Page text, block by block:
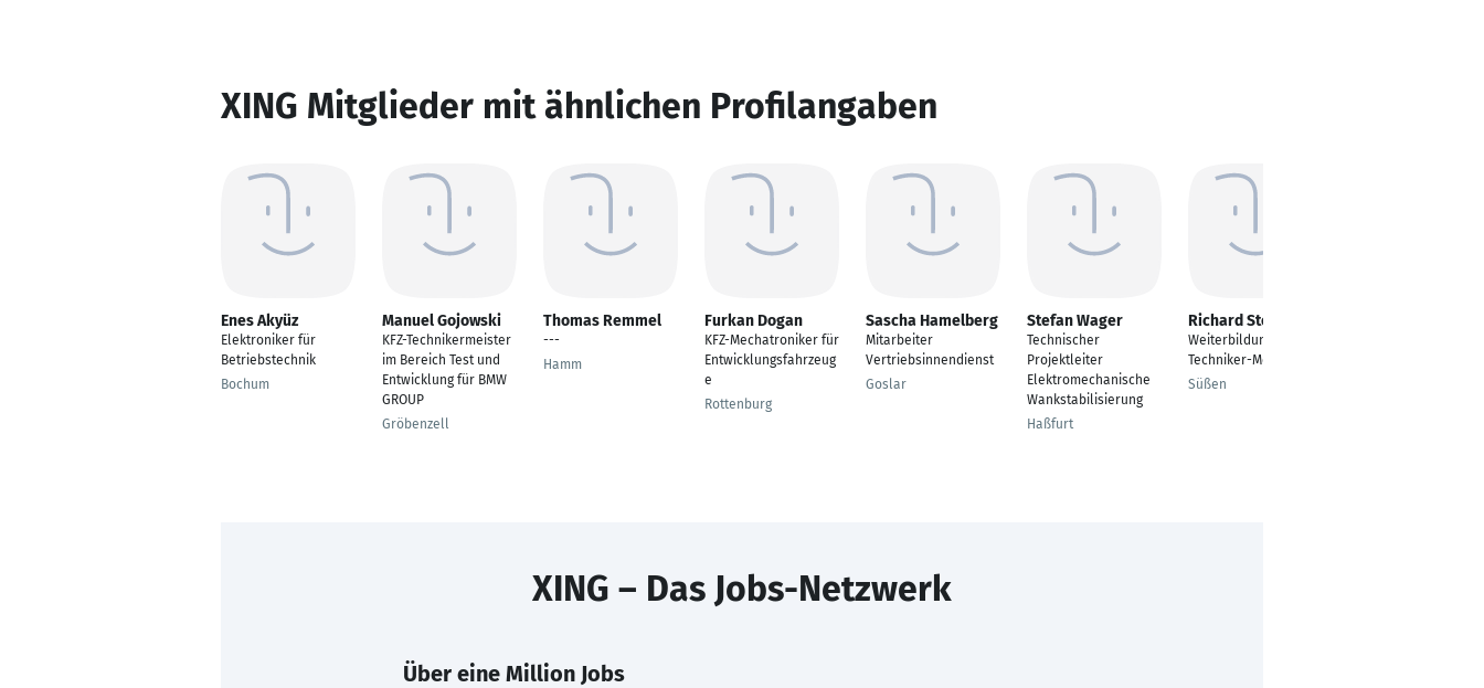
XING Mitglieder mit ähnlichen Profilangaben
Enes Akyüz
Elektroniker für
Betriebstechnik
Bochum
Manuel Gojowski
KFZ-Technikermeister
im Bereich Test und
Entwicklung für BMW
GROUP
Gröbenzell
Thomas Remmel
---
Hamm
Furkan Dogan
KFZ-Mechatroniker für
Entwicklungsfahrzeug
e
Rottenburg
Sascha Hamelberg
Mitarbeiter
Vertriebsinnendienst
Goslar
Stefan Wager
Technischer
Projektleiter
Elektromechanische
Wankstabilisierung
Haßfurt
Richard Stelzer
Weiterbildung Kfz-
Techniker-Meister
Süßen
XING – Das Jobs-Netzwerk
Über eine Million Jobs